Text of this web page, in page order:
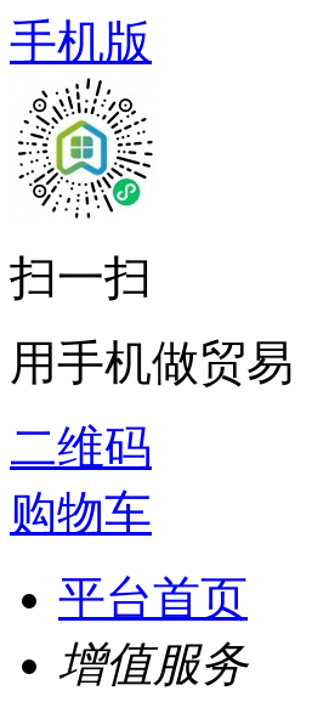
手机版
扫一扫
用手机做贸易
二维码
购物车
平台首页
增值服务